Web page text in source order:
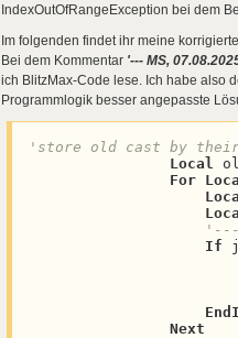
IndexOutOfRangeException bei dem
Im folgenden findet ihr meine
Bei dem Kommentar '--- MS,
ich BlitzMax-Code lese. Ich habe also
Programmlogik besser angepasste
'store old cast by
Local
For
'---
If
Next